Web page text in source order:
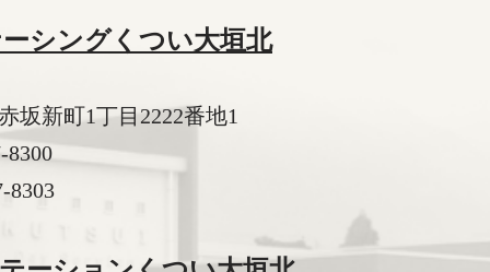
シングくつい大垣北
坂新町1丁目2222番地1
8300
8303